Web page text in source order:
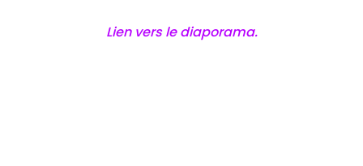
Lien vers le diaporama.